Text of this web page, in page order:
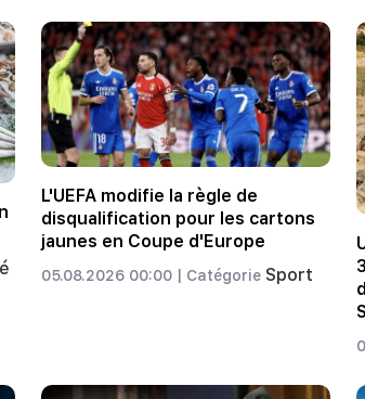
L'UEFA modifie la règle de
disqualification pour les cartons
jaunes en Coupe d'Europe
05.08.2026 00:00 | Catégorie Sport